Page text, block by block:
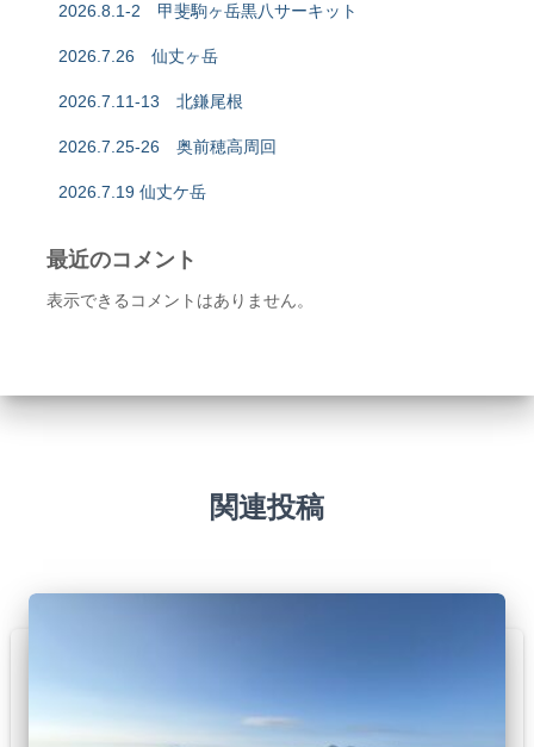
2026.8.1-2 甲斐駒ヶ岳黒八サーキット
2026.7.26 仙丈ヶ岳
2026.7.11-13 北鎌尾根
2026.7.25-26 奥前穂高周回
2026.7.19 仙丈ケ岳
最近のコメント
表示できるコメントはありません。
関連投稿